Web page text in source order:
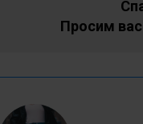
Просим вас